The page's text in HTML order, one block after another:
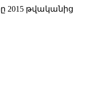
2015 թվականից